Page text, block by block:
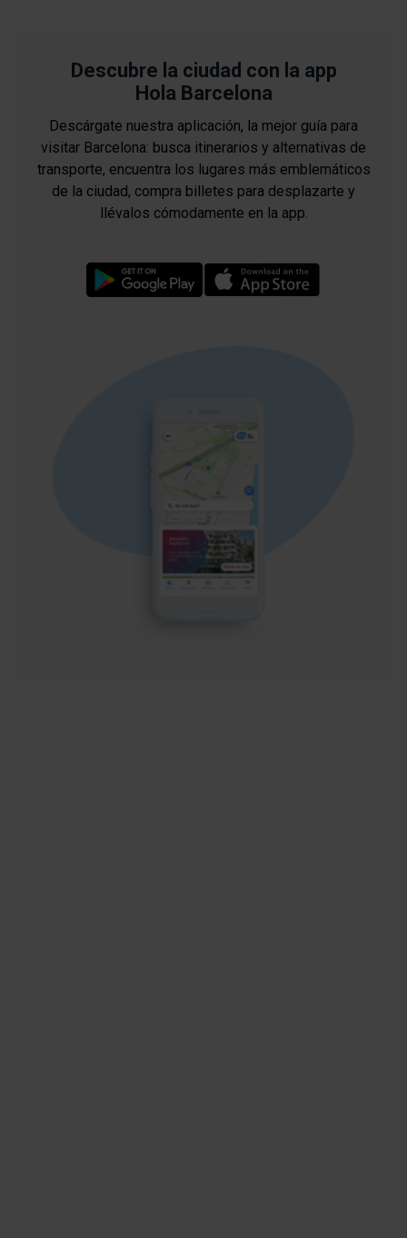
Descubre la ciudad con la app
Hola Barcelona
Descárgate nuestra aplicación, la mejor guía para
visitar Barcelona: busca itinerarios y alternativas de
transporte, encuentra los lugares más emblemáticos
de la ciudad, compra billetes para desplazarte y
llévalos cómodamente en la app.